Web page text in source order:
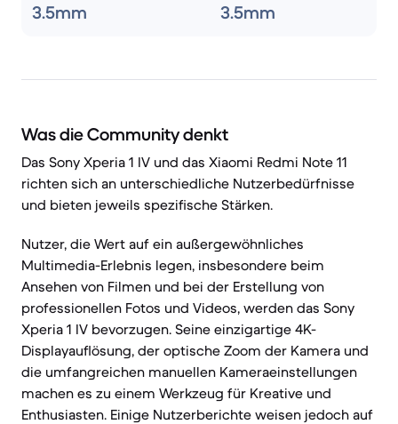
3.5mm 3.5mm
Was die Community denkt
Das Sony Xperia 1 IV und das Xiaomi Redmi Note 11
richten sich an unterschiedliche Nutzerbedürfnisse
und bieten jeweils spezifische Stärken.
Nutzer, die Wert auf ein außergewöhnliches
Multimedia-Erlebnis legen, insbesondere beim
Ansehen von Filmen und bei der Erstellung von
professionellen Fotos und Videos, werden das Sony
Xperia 1 IV bevorzugen. Seine einzigartige 4K-
Displayauflösung, der optische Zoom der Kamera und
die umfangreichen manuellen Kameraeinstellungen
machen es zu einem Werkzeug für Kreative und
Enthusiasten. Einige Nutzerberichte weisen jedoch auf